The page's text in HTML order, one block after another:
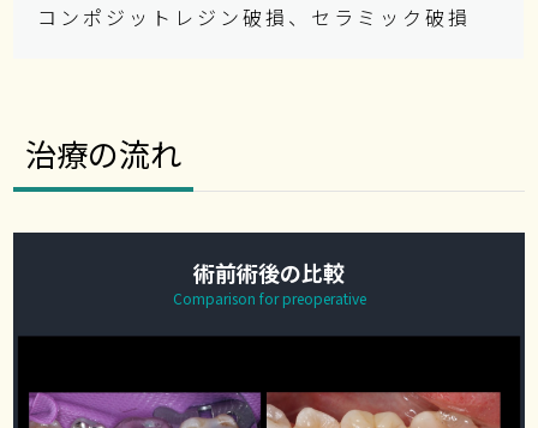
コンポジットレジン破損、セラミック破損
治療の流れ
術前術後の比較
Comparison for preoperative